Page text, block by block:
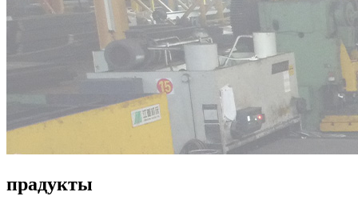
прадукты